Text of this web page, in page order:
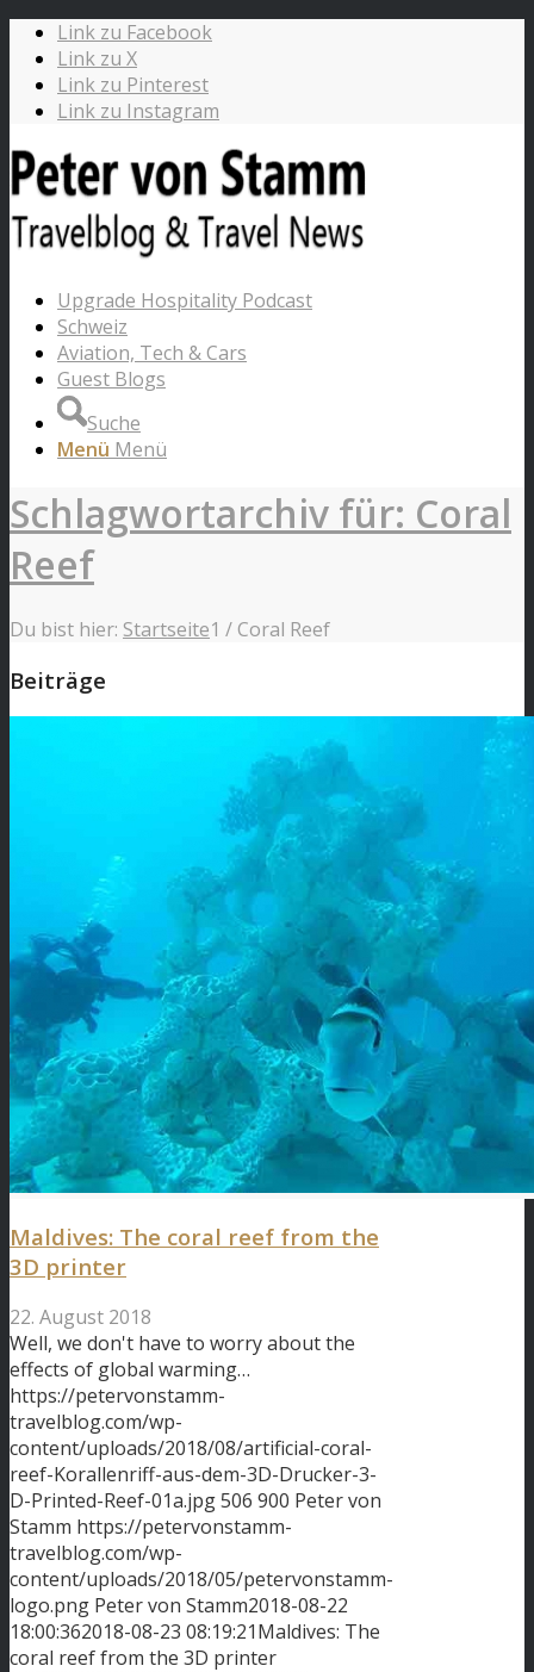
Link zu Facebook
Link zu X
Link zu Pinterest
Link zu Instagram
Upgrade Hospitality Podcast
Schweiz
Aviation, Tech & Cars
Guest Blogs
Suche
Menü Menü
Schlagwortarchiv für: Coral
Reef
Du bist hier: Startseite1 / Coral Reef
Beiträge
Maldives: The coral reef from the
3D printer
22. August 2018
Well, we don't have to worry about the
effects of global warming…
https://petervonstamm-
travelblog.com/wp-
content/uploads/2018/08/artificial-coral-
reef-Korallenriff-aus-dem-3D-Drucker-3-
D-Printed-Reef-01a.jpg506 900 Peter von
Stamm https://petervonstamm-
travelblog.com/wp-
content/uploads/2018/05/petervonstamm-
logo.png Peter von Stamm2018-08-22
18:00:362018-08-23 08:19:21Maldives: The
coral reef from the 3D printer